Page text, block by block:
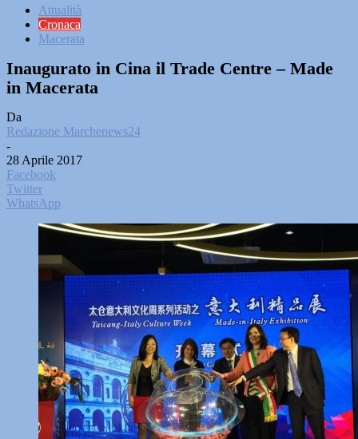
Attualità
Cronaca
Macerata
Inaugurato in Cina il Trade Centre – Made
in Macerata
Da
Redazione Marchenews24
-
28 Aprile 2017
Facebook
Twitter
WhatsApp